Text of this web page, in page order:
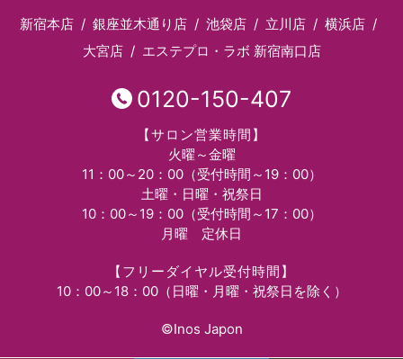
新宿本店 銀座並木通り店 池袋店 立川店
横浜店
大宮店
エステプロ・ラボ 新宿南口店
0120-150-407
【サロン営業時間】
火曜～金曜
11：00～20：00（受付時間～19：00）
土曜・日曜・祝祭日
10：00～19：00（受付時間～17：00）
月曜 定休日
【フリーダイヤル受付時間】
10：00～18：00（日曜・月曜・祝祭日を除く）
©Inos Japon